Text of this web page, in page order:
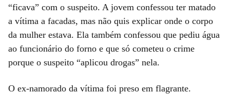
“ficava” com o suspeito. A jovem confessou ter matado
a vítima a facadas, mas não quis explicar onde o corpo
da mulher estava. Ela também confessou que pediu água
ao funcionário do forno e que só cometeu o crime
porque o suspeito “aplicou drogas” nela.
O ex-namorado da vítima foi preso em flagrante.